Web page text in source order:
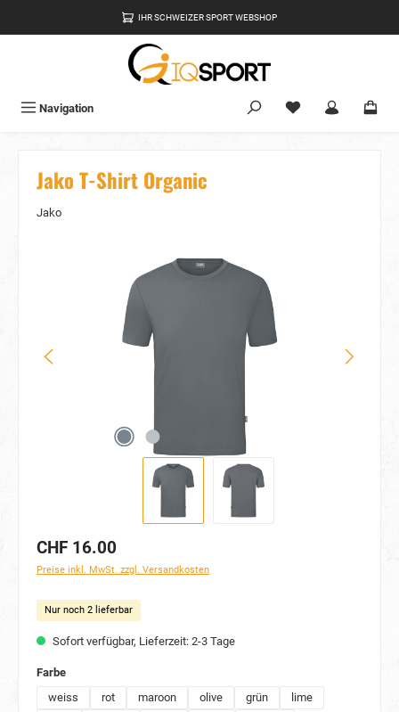
IHR SCHWEIZER SPORT WEBSHOP
Navigation Du hast 0
Jako T-Shirt Organic
Jako
Bildergalerie überspringen
CHF 16.00
Preise inkl. MwSt. zzgl. Versandkosten
Nur noch 2 lieferbar
Sofort verfügbar, Lieferzeit: 2-3 Tage
Farbeauswählen
weiss
rot maroon olive grün
lime